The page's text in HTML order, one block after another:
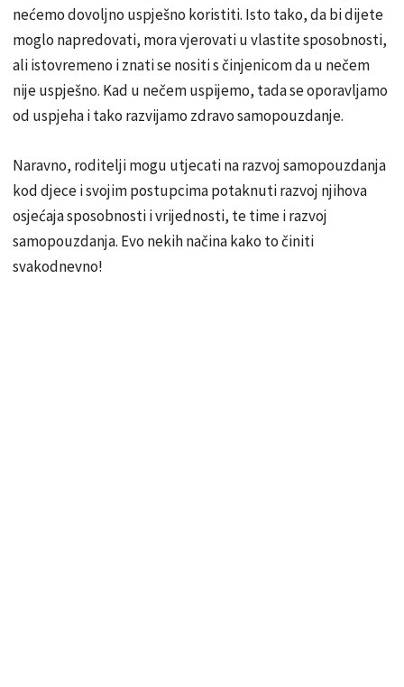
nećemo dovoljno uspješno koristiti. Isto tako, da bi dijete
moglo napredovati, mora vjerovati u vlastite sposobnosti,
ali istovremeno i znati se nositi s činjenicom da u nečem
nije uspješno. Kad u nečem uspijemo, tada se oporavljamo
od uspjeha i tako razvijamo zdravo samopouzdanje.
Naravno, roditelji mogu utjecati na razvoj samopouzdanja
kod djece i svojim postupcima potaknuti razvoj njihova
osjećaja sposobnosti i vrijednosti, te time i razvoj
samopouzdanja. Evo nekih načina kako to činiti
svakodnevno!